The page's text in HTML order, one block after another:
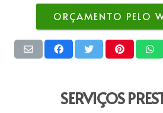
ORÇAMENTO PELO
SERVIÇOS